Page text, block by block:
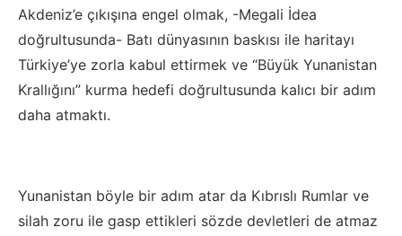
Akdeniz’e çıkışına engel olmak, -Megali İdea
doğrultusunda- Batı dünyasının baskısı ile haritayı
Türkiye’ye zorla kabul ettirmek ve “Büyük Yunanistan
Krallığını” kurma hedefi doğrultusunda kalıcı bir adım
daha atmaktı.
Yunanistan böyle bir adım atar da Kıbrıslı Rumlar ve
silah zoru ile gasp ettikleri sözde devletleri de atmaz